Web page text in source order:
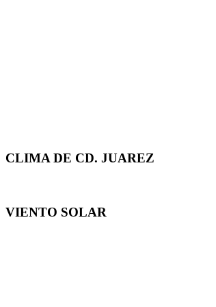
CLIMA DE CD. JUAREZ
VIENTO SOLAR